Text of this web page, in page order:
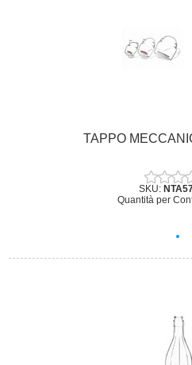
TAPPO
SKU:
Quantità per